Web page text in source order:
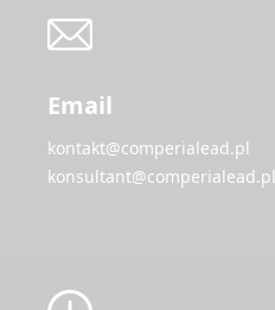
Email
kontakt@comperialead.pl
konsultant@comperialead.pl